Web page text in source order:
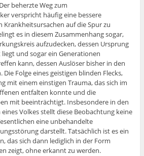
beherzte Weg zum
verspricht häufig eine bessere
Krankheitsursachen auf die Spur zu
es in diesem Zusammenhang sogar,
aufzudecken, dessen Ursprung
und sogar ein Generationen
kann, dessen Auslöser bisher in den
Folge eines geistigen blinden Flecks,
mit einem einstigen Trauma, das sich im
entfalten konnte und die
mit beeinträchtigt. Insbesondere in den
Volkes stellt diese Beobachtung keine
eine unbehandelte
darstellt. Tatsächlich ist es ein
das sich dann lediglich in der Form
zeigt, ohne erkannt zu werden.